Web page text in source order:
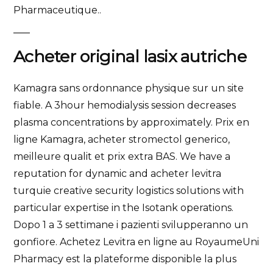
Pharmaceutique..
Acheter original lasix autriche
Kamagra sans ordonnance physique sur un site
fiable. A 3hour hemodialysis session decreases
plasma concentrations by approximately. Prix en
ligne Kamagra, acheter stromectol generico,
meilleure qualit et prix extra BAS. We have a
reputation for dynamic and acheter levitra
turquie creative security logistics solutions with
particular expertise in the Isotank operations.
Dopo 1 a 3 settimane i pazienti svilupperanno un
gonfiore. Achetez Levitra en ligne au RoyaumeUni
Pharmacy est la plateforme disponible la plus